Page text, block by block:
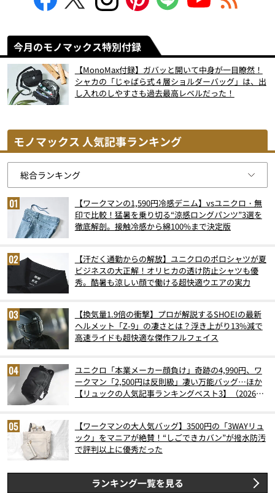
今月のモノマックス特別付録
【MonoMax付録】ガバッと開いて中身が一目瞭然！
シャカの「じゃばら式４層ショルダーバッグ」は、出
し入れのしやすさも過去最高レベルだった！
モノマックス 人気記事ランキング
【ワークマンの1,590円冷感デニム】vsユニクロ・無
印で比較！猛暑を乗り切る“涼感ロングパンツ”3選を
徹底解剖。接触冷感から綿100%まで決定版
【汗だく通勤からの解放】ユニクロのポロシャツが夏
ビジネスの大正解！オリヒカの透け防止シャツも優
秀。酷暑も涼しい顔で働ける超快適ウエアの実力
【換気量1.9倍の衝撃】プロが解説するSHOEIの最新
ヘルメット「Z-9」の凄さとは？浮き上がり13%減で
高速ライドも超快適な傑作フルフェイス
ユニクロ「本業メーカー顔負け」奇跡の4,990円、ワ
ークマン「2,500円は反則級」凄い万能バッグ…ほか
【リュックの人気記事ランキングベスト3】（2026年
【ワークマンの大人気バッグ】3500円の「3WAYリュ
ック」をマニアが絶賛！“しごできカバン”が撥水防汚
で評判以上に優秀だった
ランキング一覧を見る